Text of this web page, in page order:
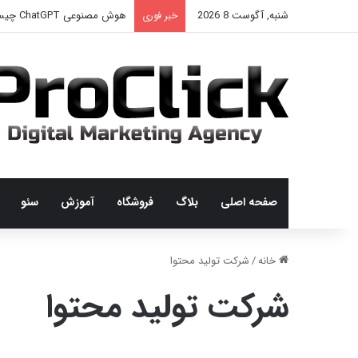
شنبه, آگوست 8 2026 خبر فوری هوش مصنوعی ChatGPT چیست؟
صفحه اصلی بلاگ فروشگاه آموزش سئو
خانه/شرکت تولید محتوا
شرکت تولید محتوا